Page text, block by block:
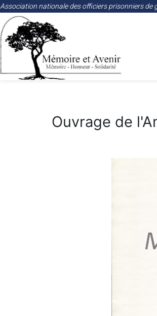
Association nationale des officiers prisonniers de
Ouvrage de